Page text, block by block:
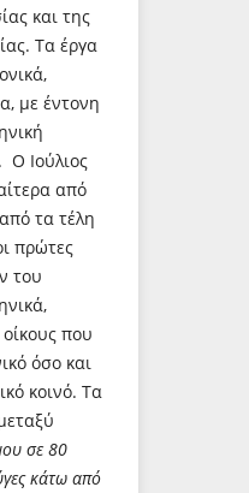
και της
Τα έργα
με έντονη
Ο Ιούλιος
από
τα τέλη
πρώτες
του
που
όσο και
κοινό. Τα
σε 80
κάτω από